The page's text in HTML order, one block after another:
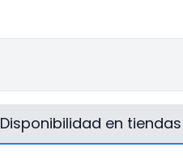
Disponibilidad en tiendas